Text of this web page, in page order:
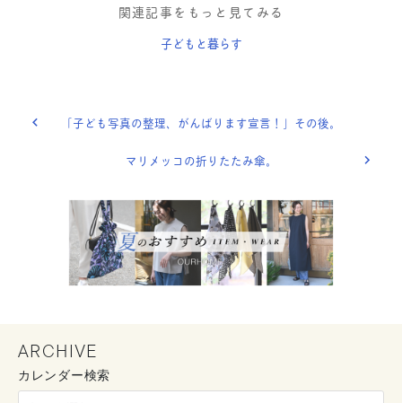
関連記事をもっと見てみる
子どもと暮らす
「子ども写真の整理、がんばります宣言！」その後。
マリメッコの折りたたみ傘。
ARCHIVE
カレンダー検索